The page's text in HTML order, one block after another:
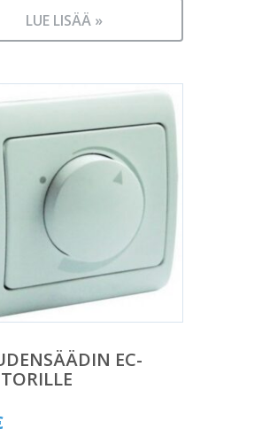
LUE LISÄÄ »
EC-